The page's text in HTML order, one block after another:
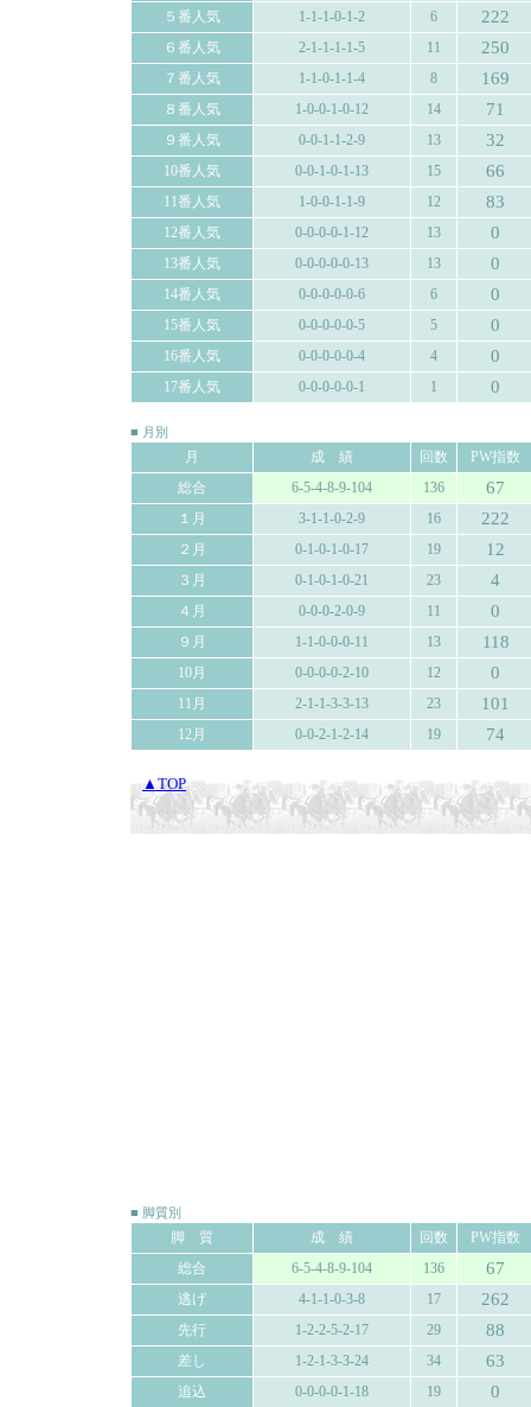
５番人気 1-1-1-0-1-2 6 222
６番人気 2-1-1-1-1-5 11 250
７番人気 1-1-0-1-1-4 8 169
８番人気 1-0-0-1-0-12 14 71
９番人気 0-0-1-1-2-9 13 32
10番人気 0-0-1-0-1-13 15 66
11番人気 1-0-0-1-1-9 12 83
12番人気 0-0-0-0-1-12 13 0
13番人気 0-0-0-0-0-13 13 0
14番人気 0-0-0-0-0-6 6 0
15番人気 0-0-0-0-0-5 5 0
16番人気 0-0-0-0-0-4 4 0
17番人気 0-0-0-0-0-1 1 0
■ 月別
月 成 績 回数
PW指数
総合
6-5-4-8-9-104 136 67
１月 3-1-1-0-2-9 16 222
２月 0-1-0-1-0-17 19 12
３月 0-1-0-1-0-21 23 4
４月 0-0-0-2-0-9 11 0
９月 1-1-0-0-0-11 13 118
10月 0-0-0-0-2-10 12 0
11月 2-1-1-3-3-13 23 101
12月 0-0-2-1-2-14 19 74
▲TOP
■ 脚質別
脚 質 成 績 回数
PW指数
総合
6-5-4-8-9-104 136 67
逃げ 4-1-1-0-3-8 17 262
先行 1-2-2-5-2-17 29 88
差し 1-2-1-3-3-24 34 63
追込 0-0-0-0-1-18 19 0